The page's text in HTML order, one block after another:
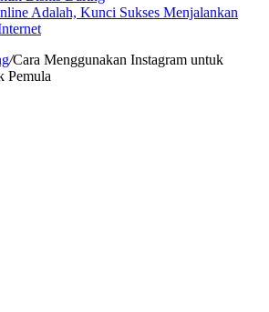
Adalah, Kunci Sukses Menjalankan
/Cara Menggunakan Instagram untuk
Pemula